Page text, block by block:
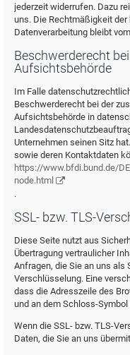
jederzeit widerrufen. Dazu
uns. Die Rechtmäßigkeit
Datenverarbeitung bleibt
Beschwerderecht
Aufsichtsbehörde
Im Falle
Beschwerderecht bei der
Aufsichtsbehörde in
Unternehmen seinen Sitz
sowie deren Kontaktdaten
https://www.bfdi.bund.de/
node.html
.
SSL- bzw. TLS-
Diese Seite nutzt aus
Übertragung vertraulicher
Anfragen, die Sie an uns als
Verschlüsselung. Eine
dass die Adresszeile des
und an dem Schloss-
Wenn die SSL- bzw. TLS-
Daten, die Sie an uns